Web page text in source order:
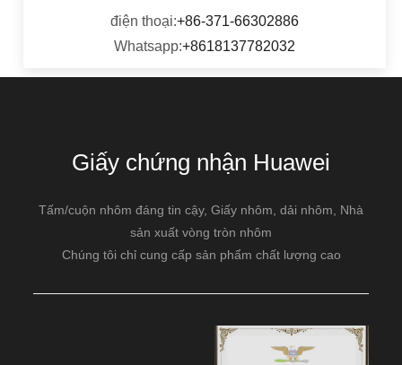
điện thoại:+86-371-66302886
Whatsapp:+8618137782032
Giấy chứng nhận Huawei
Tấm/cuộn nhôm đáng tin cậy, Giấy nhôm, dải nhôm, Nhà
sản xuất vòng tròn nhôm
Chúng tôi chỉ cung cấp sản phẩm chất lượng cao